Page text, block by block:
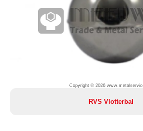
Copyright © 2026
RVS Vlotterbal